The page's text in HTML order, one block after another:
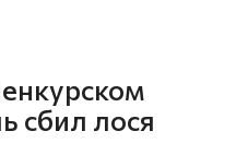
сбил лося